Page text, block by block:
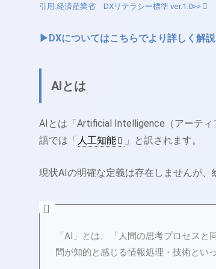
引用:経済産業省 DXリテラシー標準 ver.1.0>>
▶DXについてはこちらでより詳しく解
AIとは
AIとは「Artificial Intelligence（アーテ
語では「 人工知能 」と訳されます。
現状AIの明確な定義は存在しませんが、
「AI」とは、「人間の思考プロセス
間が知的と感じる情報処理・技術とい